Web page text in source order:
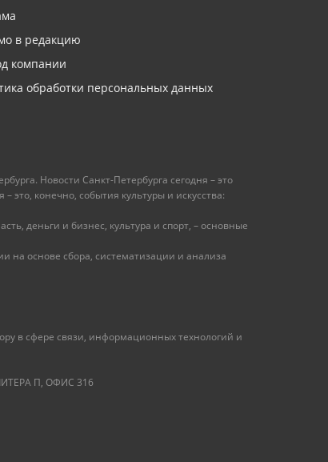
в редакцию
компании
обработки персональных данных
Новости Санкт-Петербурга сегодня – это
конечно, события культуры и искусства:
деньги и бизнес, культура и спорт, – основные
основе сбора, систематизации и анализа
в сфере связи, информационных технологий и
П, ОФИС 316